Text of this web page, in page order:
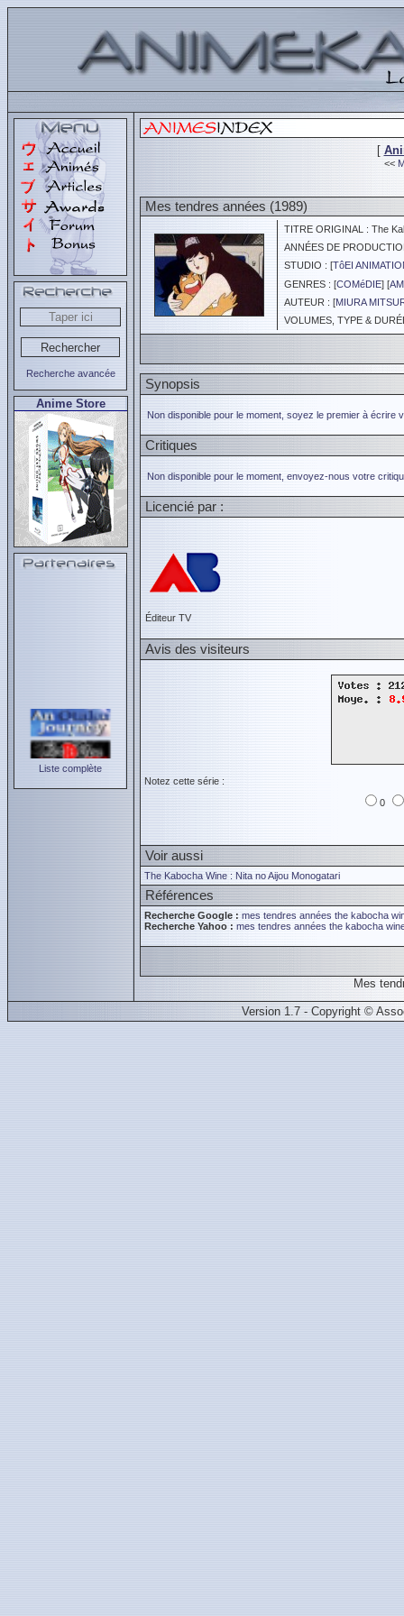
Recherche avancée
Anime Store
Liste complète
[
<<
Mes tendres années (1989)
TITRE ORIGINAL : The
ANNÉES DE
STUDIO : [TôEI
GENRES : [COMéDIE] [
AUTEUR : [MIURA
VOLUMES, TYPE &
Synopsis
Non disponible pour le moment, soyez le premier à écrire
Critiques
Non disponible pour le moment, envoyez-nous votre
Licencié par :
Éditeur TV
Avis des visiteurs
Notez cette série :
0
Voir aussi
The Kabocha Wine : Nita no Aijou Monogatari
Références
Recherche Google : mes tendres années the kabocha
Recherche Yahoo : mes tendres années the kabocha
Mes
Version 1.7 - Copyright ©